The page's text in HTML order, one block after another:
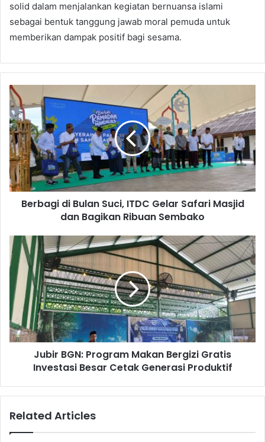
solid dalam menjalankan kegiatan bernuansa islami
sebagai bentuk tanggung jawab moral pemuda untuk
memberikan dampak positif bagi sesama.
Berbagi di Bulan Suci, ITDC Gelar Safari Masjid
dan Bagikan Ribuan Sembako
Jubir BGN: Program Makan Bergizi Gratis
Investasi Besar Cetak Generasi Produktif
Related Articles